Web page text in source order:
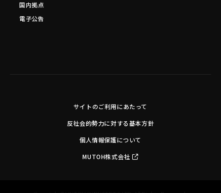
国内拠点
電子公告
サイトのご利用にあたって
反社会的勢力に対する基本方針
個人情報保護について
MUTOH株式会社